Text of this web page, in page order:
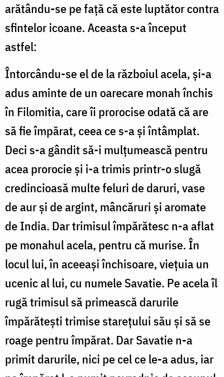
arătându-se pe față că este luptător contra
sfintelor icoane. Aceasta s-a început
astfel:
Întorcându-se el de la războiul acela, și-a
adus aminte de un oarecare monah închis
în Filomitia, care îi prorocise odată că are
să fie împărat, ceea ce s-a și întâmplat.
Deci s-a gândit să-i mulțumească pentru
acea prorocie și i-a trimis printr-o slugă
credincioasă multe feluri de daruri, vase
de aur și de argint, mâncăruri și aromate
de India. Dar trimisul împărătesc n-a aflat
pe monahul acela, pentru că murise. În
locul lui, în aceeași închisoare, viețuia un
ucenic al lui, cu numele Savatie. Pe acela îl
rugă trimisul să primească darurile
împărătești trimise starețului său și să se
roage pentru împărat. Dar Savatie n-a
primit darurile, nici pe cel ce le-a adus, iar